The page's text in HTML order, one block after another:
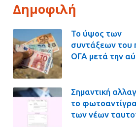
Δημοφιλή
Το ύψος των
συντάξεων του
ΟΓΑ μετά την
Σημαντική
το
των νέων